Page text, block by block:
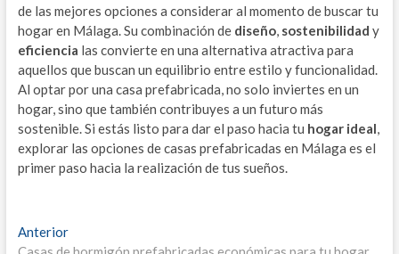
de las mejores opciones a considerar al momento de buscar tu
hogar en Málaga. Su combinación de diseño, sostenibilidad y
eficiencia las convierte en una alternativa atractiva para
aquellos que buscan un equilibrio entre estilo y funcionalidad.
Al optar por una casa prefabricada, no solo inviertes en un
hogar, sino que también contribuyes a un futuro más
sostenible. Si estás listo para dar el paso hacia tu hogar ideal,
explorar las opciones de casas prefabricadas en Málaga es el
primer paso hacia la realización de tus sueños.
Navegación
AnteriorEntrada
anterior: